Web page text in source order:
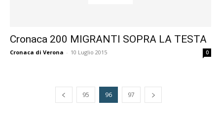
Cronaca 200 MIGRANTI SOPRA LA TESTA
Cronaca di Verona - 10 Luglio 2015 0
95 96 97